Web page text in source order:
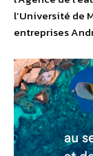
l’Université de
entreprises